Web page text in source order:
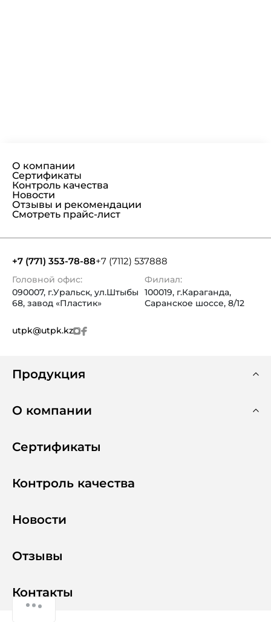
О компании
Сертификаты
Контроль качества
Новости
Отзывы и рекомендации
Смотреть прайс-лист
+7 (771) 353-78-88+7 (7112) 537888
Головной офис:
090007, г.Уральск, ул.Штыбы
68, завод «Пластик»
Филиал:
100019, г.Караганда,
Саранское шоссе, 8/12
utpk@utpk.kz
Продукция
О компании
Сертификаты
Контроль качества
Новости
Отзывы
Контакты